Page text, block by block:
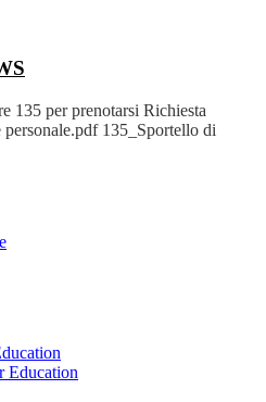
135 per prenotarsi Richiesta
135_Sportello di